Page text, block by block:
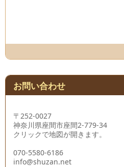
お問い合わせ
〒252-0027
神奈川県座間市座間2-779-34
クリックで地図が開きます。
070-5580-6186
info@shuzan.net